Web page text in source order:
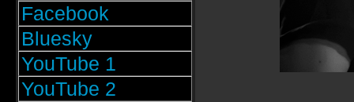
Facebook
Bluesky
YouTube 1
YouTube 2